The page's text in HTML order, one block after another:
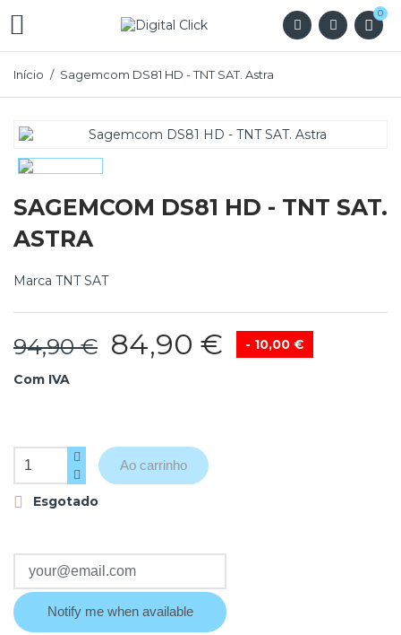
 0
Início Sagemcom DS81 HD - TNT SAT. Astra
SAGEMCOM DS81 HD - TNT SAT.
ASTRA
Marca TNT SAT
94,90 € 84,90 € - 10,00 €
Com IVA
Ao carrinho
 Esgotado
Notify me when available